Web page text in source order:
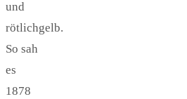
und
rötlichgelb.
So sah
es
1878